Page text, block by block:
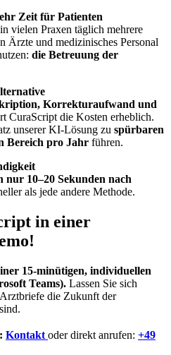
Zeit für Patienten
vielen Praxen täglich mehrere
Ärzte und medizinisches Personal
die Betreuung der
Korrekturaufwand und
CuraScript die Kosten erheblich.
unserer KI-Lösung zu spürbaren
Bereich pro Jahr führen.
nur 10–20 Sekunden nach
als jede andere Methode.
in einer
15-minütigen, individuellen
Teams). Lassen Sie sich
die Zukunft der
Kontakt oder direkt anrufen: +49